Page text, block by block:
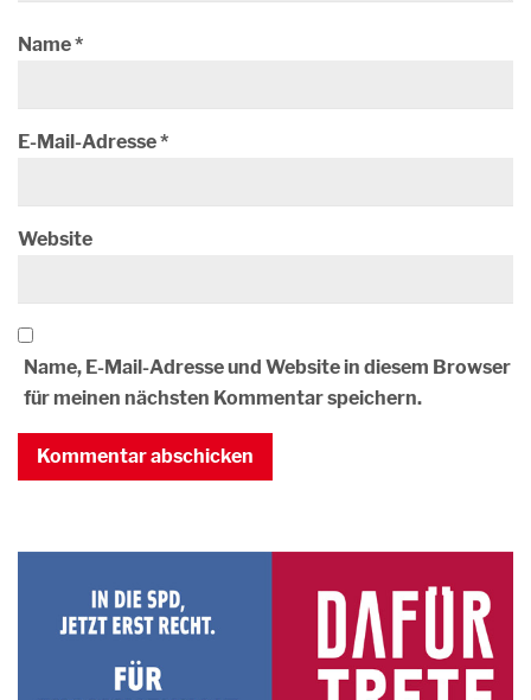
Name*
E-Mail-Adresse*
Website
Name, E-Mail-Adresse und Website in diesem Browser
für meinen nächsten Kommentar speichern.